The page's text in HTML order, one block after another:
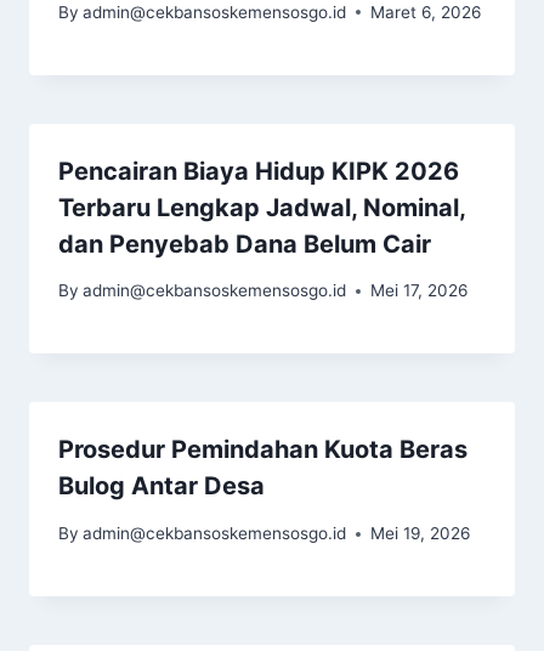
By admin@cekbansoskemensosgo.id Maret 6, 2026
Pencairan Biaya Hidup KIPK 2026
Terbaru Lengkap Jadwal, Nominal,
dan Penyebab Dana Belum Cair
By admin@cekbansoskemensosgo.id Mei 17, 2026
Prosedur Pemindahan Kuota Beras
Bulog Antar Desa
By admin@cekbansoskemensosgo.id Mei 19, 2026